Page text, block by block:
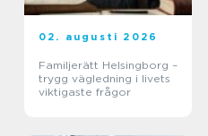
02. augusti 2026
Familjerätt Helsingborg –
trygg vägledning i livets
viktigaste frågor